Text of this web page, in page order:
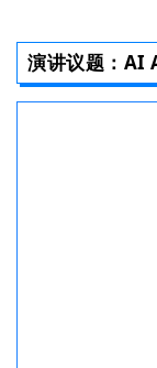
演讲议题： AI